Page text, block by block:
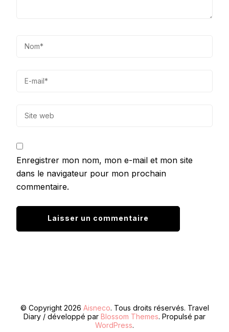
Enregistrer mon nom, mon e-mail et mon site
dans le navigateur pour mon prochain
commentaire.
© Copyright 2026 Aisneco. Tous droits réservés. Travel
Diary / développé par Blossom Themes. Propulsé par
WordPress.